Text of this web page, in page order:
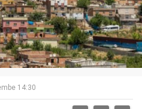
14:30